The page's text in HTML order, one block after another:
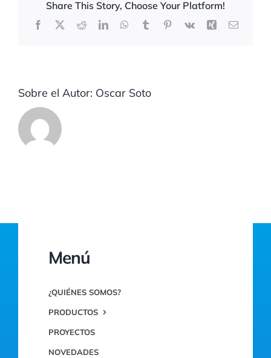
Share This Story, Choose Your Platform!
Facebook
X RedditLinkedInWhatsApp
TumblrPinterest
Vk Xing Correo
Sobre el Autor: Oscar Soto
Menú
¿QUIÉNES SOMOS?
PRODUCTOS
PROYECTOS
NOVEDADES